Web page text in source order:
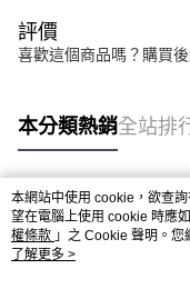
評價
喜歡這個商品嗎？購買
本分類熱銷全站排
熱門標籤
本網站中使用 cookie，欲查
望在電腦上使用 cookie 時應
權條款 」之 Cookie 聲明。
用條款之 Cookie 聲明使用
了解更多 >